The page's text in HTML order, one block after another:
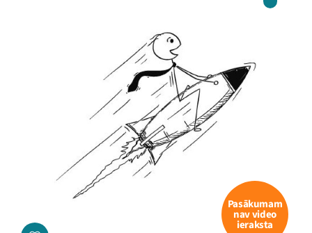
Mana programma
Festivāls
Programma
Pasākumam
nav video
ieraksta